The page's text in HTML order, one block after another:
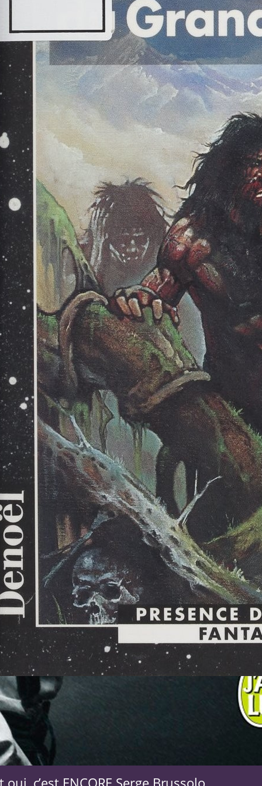
clan du grand crâne
pareil, la couverture, bof.